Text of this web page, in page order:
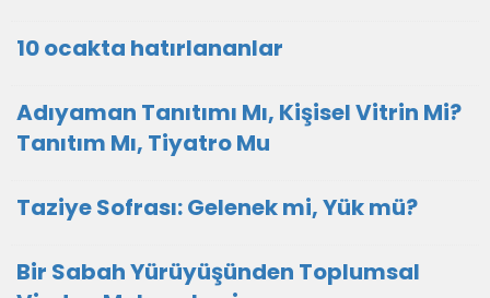
10 ocakta hatırlananlar
Adıyaman Tanıtımı Mı, Kişisel Vitrin Mi?
Tanıtım Mı, Tiyatro Mu
Taziye Sofrası: Gelenek mi, Yük mü?
Bir Sabah Yürüyüşünden Toplumsal